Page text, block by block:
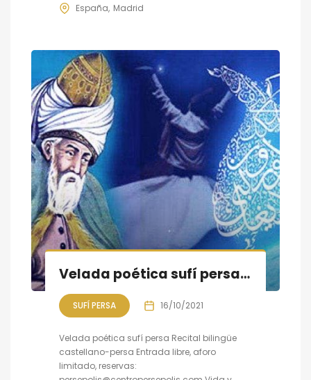
España Madrid
Velada poética sufí persa, vida y obra de Rumi
SUFÍ PERSA 16/10/2021
Velada poética sufí persa Recital bilingüe
castellano-persa Entrada libre, aforo
limitado, reservas: